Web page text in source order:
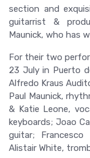
section and
guitarrist &
Maunick, who has
For their two
23 July in Puerto
Alfredo Kraus
Paul Maunick,
& Katie Leone,
keyboards; Joao
guitar; Francesco
Alistair White,